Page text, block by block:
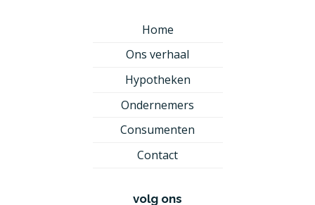
Home
Ons verhaal
Hypotheken
Ondernemers
Consumenten
Contact
volg ons